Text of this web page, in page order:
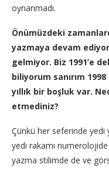
oynanmadı.
Önümüzdeki
yazmaya devam
gelmiyor. Biz 1991’e
biliyorum sanırım
yıllık bir boşluk var.
etmediniz?
Çünkü her seferinde yedi
yedi rakamı
yazma stilimde de ve